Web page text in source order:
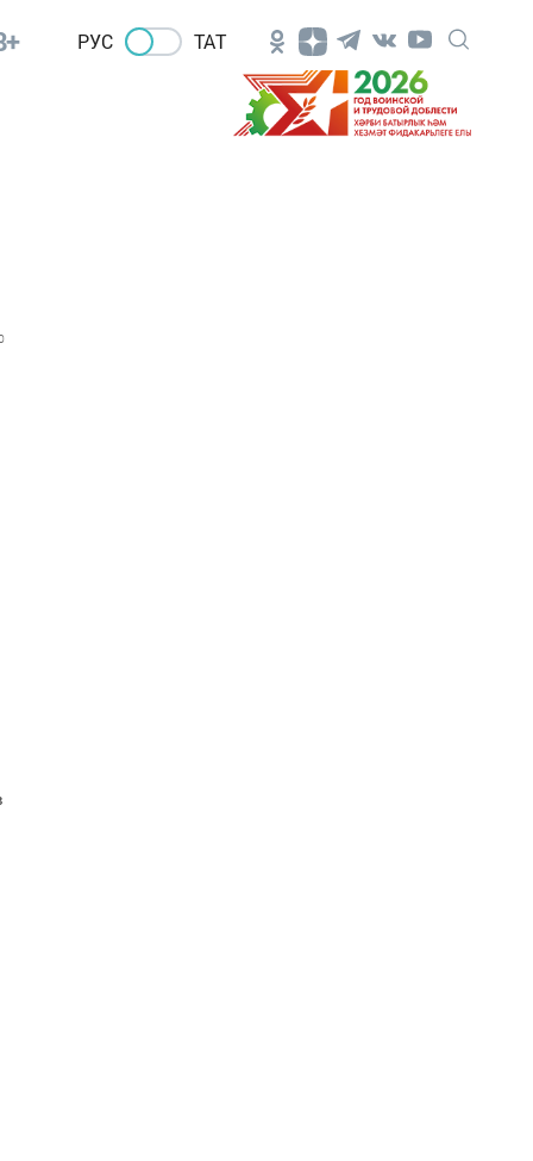
РУС ТАТ